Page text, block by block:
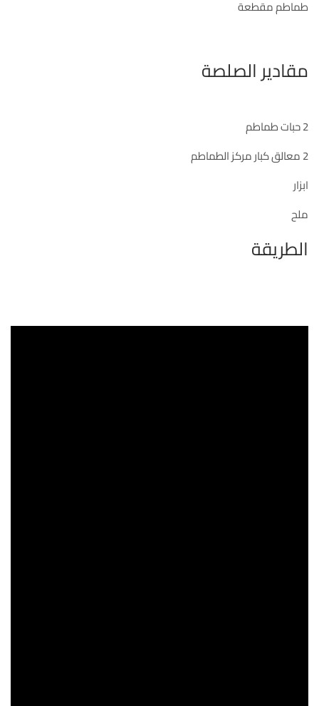
طماطم مقطعة
مقادير الصلصة
2 حبات طماطم
2 معالق كبار مركز الطماطم
ابزار
ملح
الطريقة